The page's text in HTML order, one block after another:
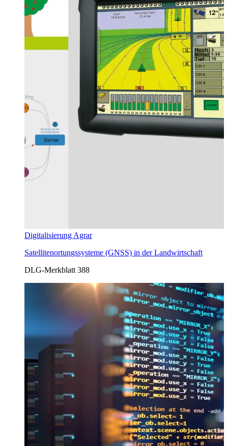
Digitalisierung Agrar
Satellitenortungssysteme (GNSS) in der Landwirtschaft
DLG-Merkblatt 388